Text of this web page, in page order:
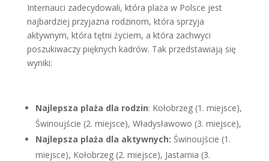
Internauci zadecydowali, która plaża w Polsce jest
najbardziej przyjazna rodzinom, która sprzyja
aktywnym, która tętni życiem, a która zachwyci
poszukiwaczy pięknych kadrów. Tak przedstawiają się
wyniki:
Najlepsza plaża dla rodzin: Kołobrzeg (1. miejsce),
Świnoujście (2. miejsce), Władysławowo (3. miejsce),
Najlepsza plaża dla aktywnych: Świnoujście (1.
miejsce), Kołobrzeg (2. miejsce), Jastarnia (3.